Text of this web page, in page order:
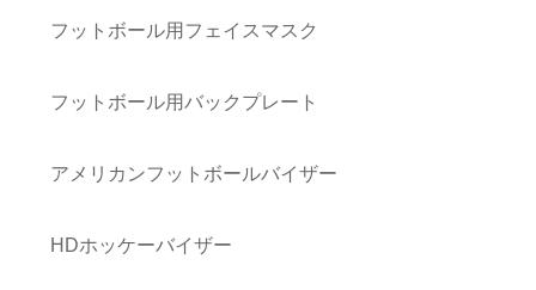
フットボール用フェイスマスク
フットボール用バックプレート
アメリカンフットボールバイザー
HDホッケーバイザー